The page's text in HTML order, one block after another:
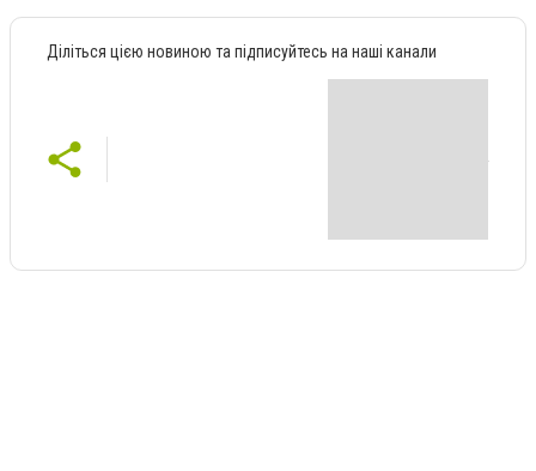
Діліться цією новиною та підписуйтесь на наші канали